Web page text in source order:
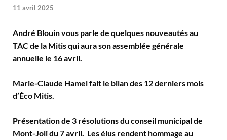
11 avril 2025
André Blouin vous parle de quelques nouveautés au
TAC de la Mitis qui aura son assemblée générale
annuelle le 16 avril.
Marie-Claude Hamel fait le bilan des 12 derniers mois
d’Éco Mitis.
Présentation de 3 résolutions du conseil municipal de
Mont-Joli du 7 avril. Les élus rendent hommage au